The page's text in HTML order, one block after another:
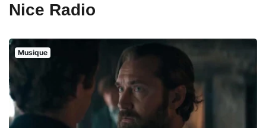
Nice Radio
Musique